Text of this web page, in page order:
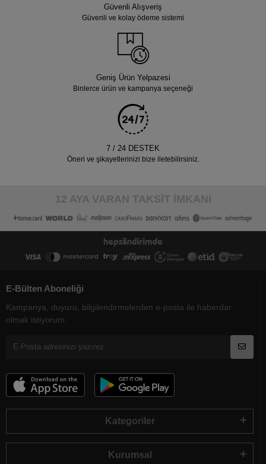
Güvenli Alışveriş
Güvenli ve kolay ödeme sistemi
Geniş Ürün Yelpazesi
Binlerce ürün ve kampanya seçeneği
7 / 24 DESTEK
Öneri ve şikayetlerinizi bize iletebilirsiniz.
12 AYA VARAN TAKSİT İMKANI
E-Bülten Aboneliği
Kampanya, duyuru, bilgilendirmelerden e-posta ile haberdar
olmak istiyorum.
Kategoriler
Kurumsal